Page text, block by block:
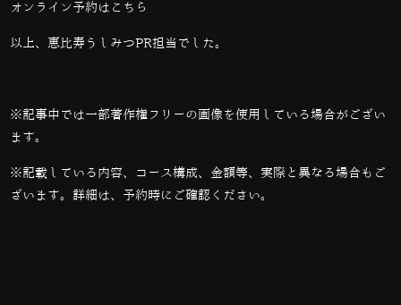
オンライン予約は こちら
以上、恵比寿うしみつPR担当でした。
※記事中では一部著作権フリーの画像を使用している場合がござい
ます。
※記載している内容、コース構成、金額等、実際と異なる場合もご
ざいます。詳細は、予約時にご確認ください。